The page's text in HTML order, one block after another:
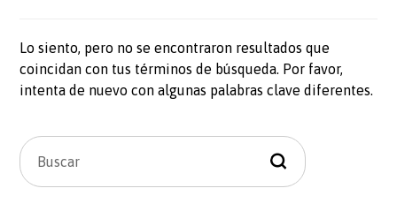
Lo siento, pero no se encontraron resultados que
coincidan con tus términos de búsqueda. Por favor,
intenta de nuevo con algunas palabras clave diferentes.